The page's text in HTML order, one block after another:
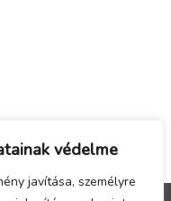
védelme
javítása, személyre